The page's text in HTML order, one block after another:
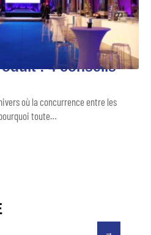
: 4 conseils
où la concurrence entre les
toute…